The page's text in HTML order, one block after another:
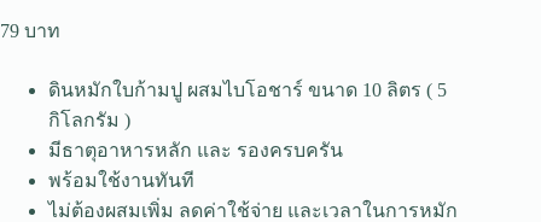
79
ดินหมักใบก้ามปู ผสมไบโอชาร์ ขนาด 10 ลิตร ( 5
กิโลกรัม )
มีธาตุอาหารหลัก และ รองครบครัน
พร้อมใช้งานทันที
ไม่ต้องผสมเพิ่ม ลดค่าใช้จ่าย และเวลาในการหมัก